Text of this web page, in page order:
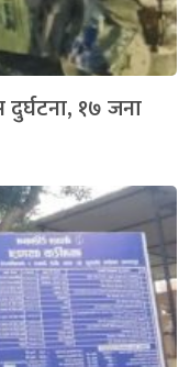
१७ जना